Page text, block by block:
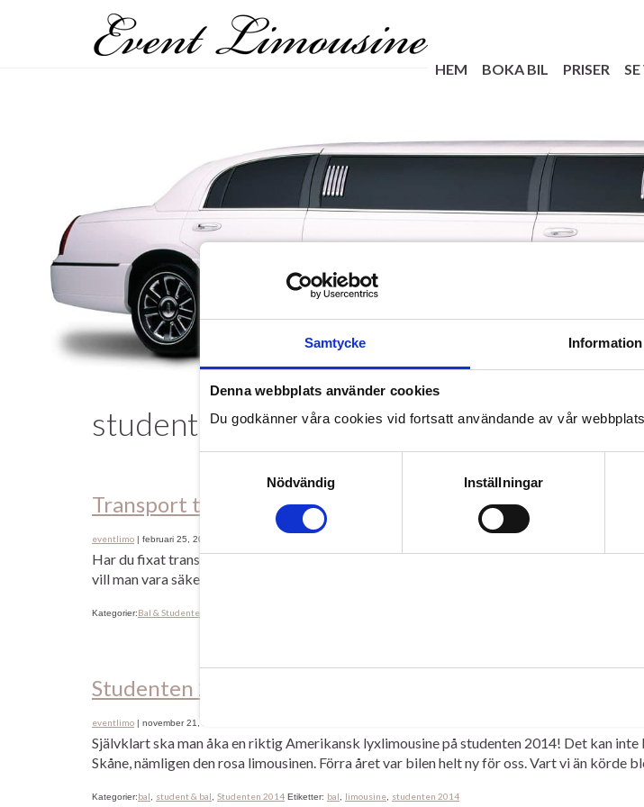
Samtycke Information
Denna webbplats använder cookies
Du godkänner våra cookies vid fortsatt användande av vår
Nödvändig
Inställningar
HEM BOKA BIL PRISER
studenten 2014
Transport till studenten
eventlimo | februari 25, 2014
Har du fixat transport till studenten? Inte..? Då är det hög tid att göra det. Tiderna alla
vill man vara säker på att få en äkta Amerikansk limo till sin examen gäller det att vara
Kategorier:Bal & Studenten 2014
Studenten 2014
eventlimo | november 21, 2013
Självklart ska man åka en riktig Amerikansk lyxlimousine på studenten 2014! Det kan inte
Skåne, nämligen den rosa limousinen. Förra året var bilen helt ny för oss. Vart vi än
Kategorier:bal student & bal Studenten 2014 Etiketter: bal limousine studenten 2014